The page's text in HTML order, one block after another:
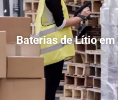
Baterias de Lítio